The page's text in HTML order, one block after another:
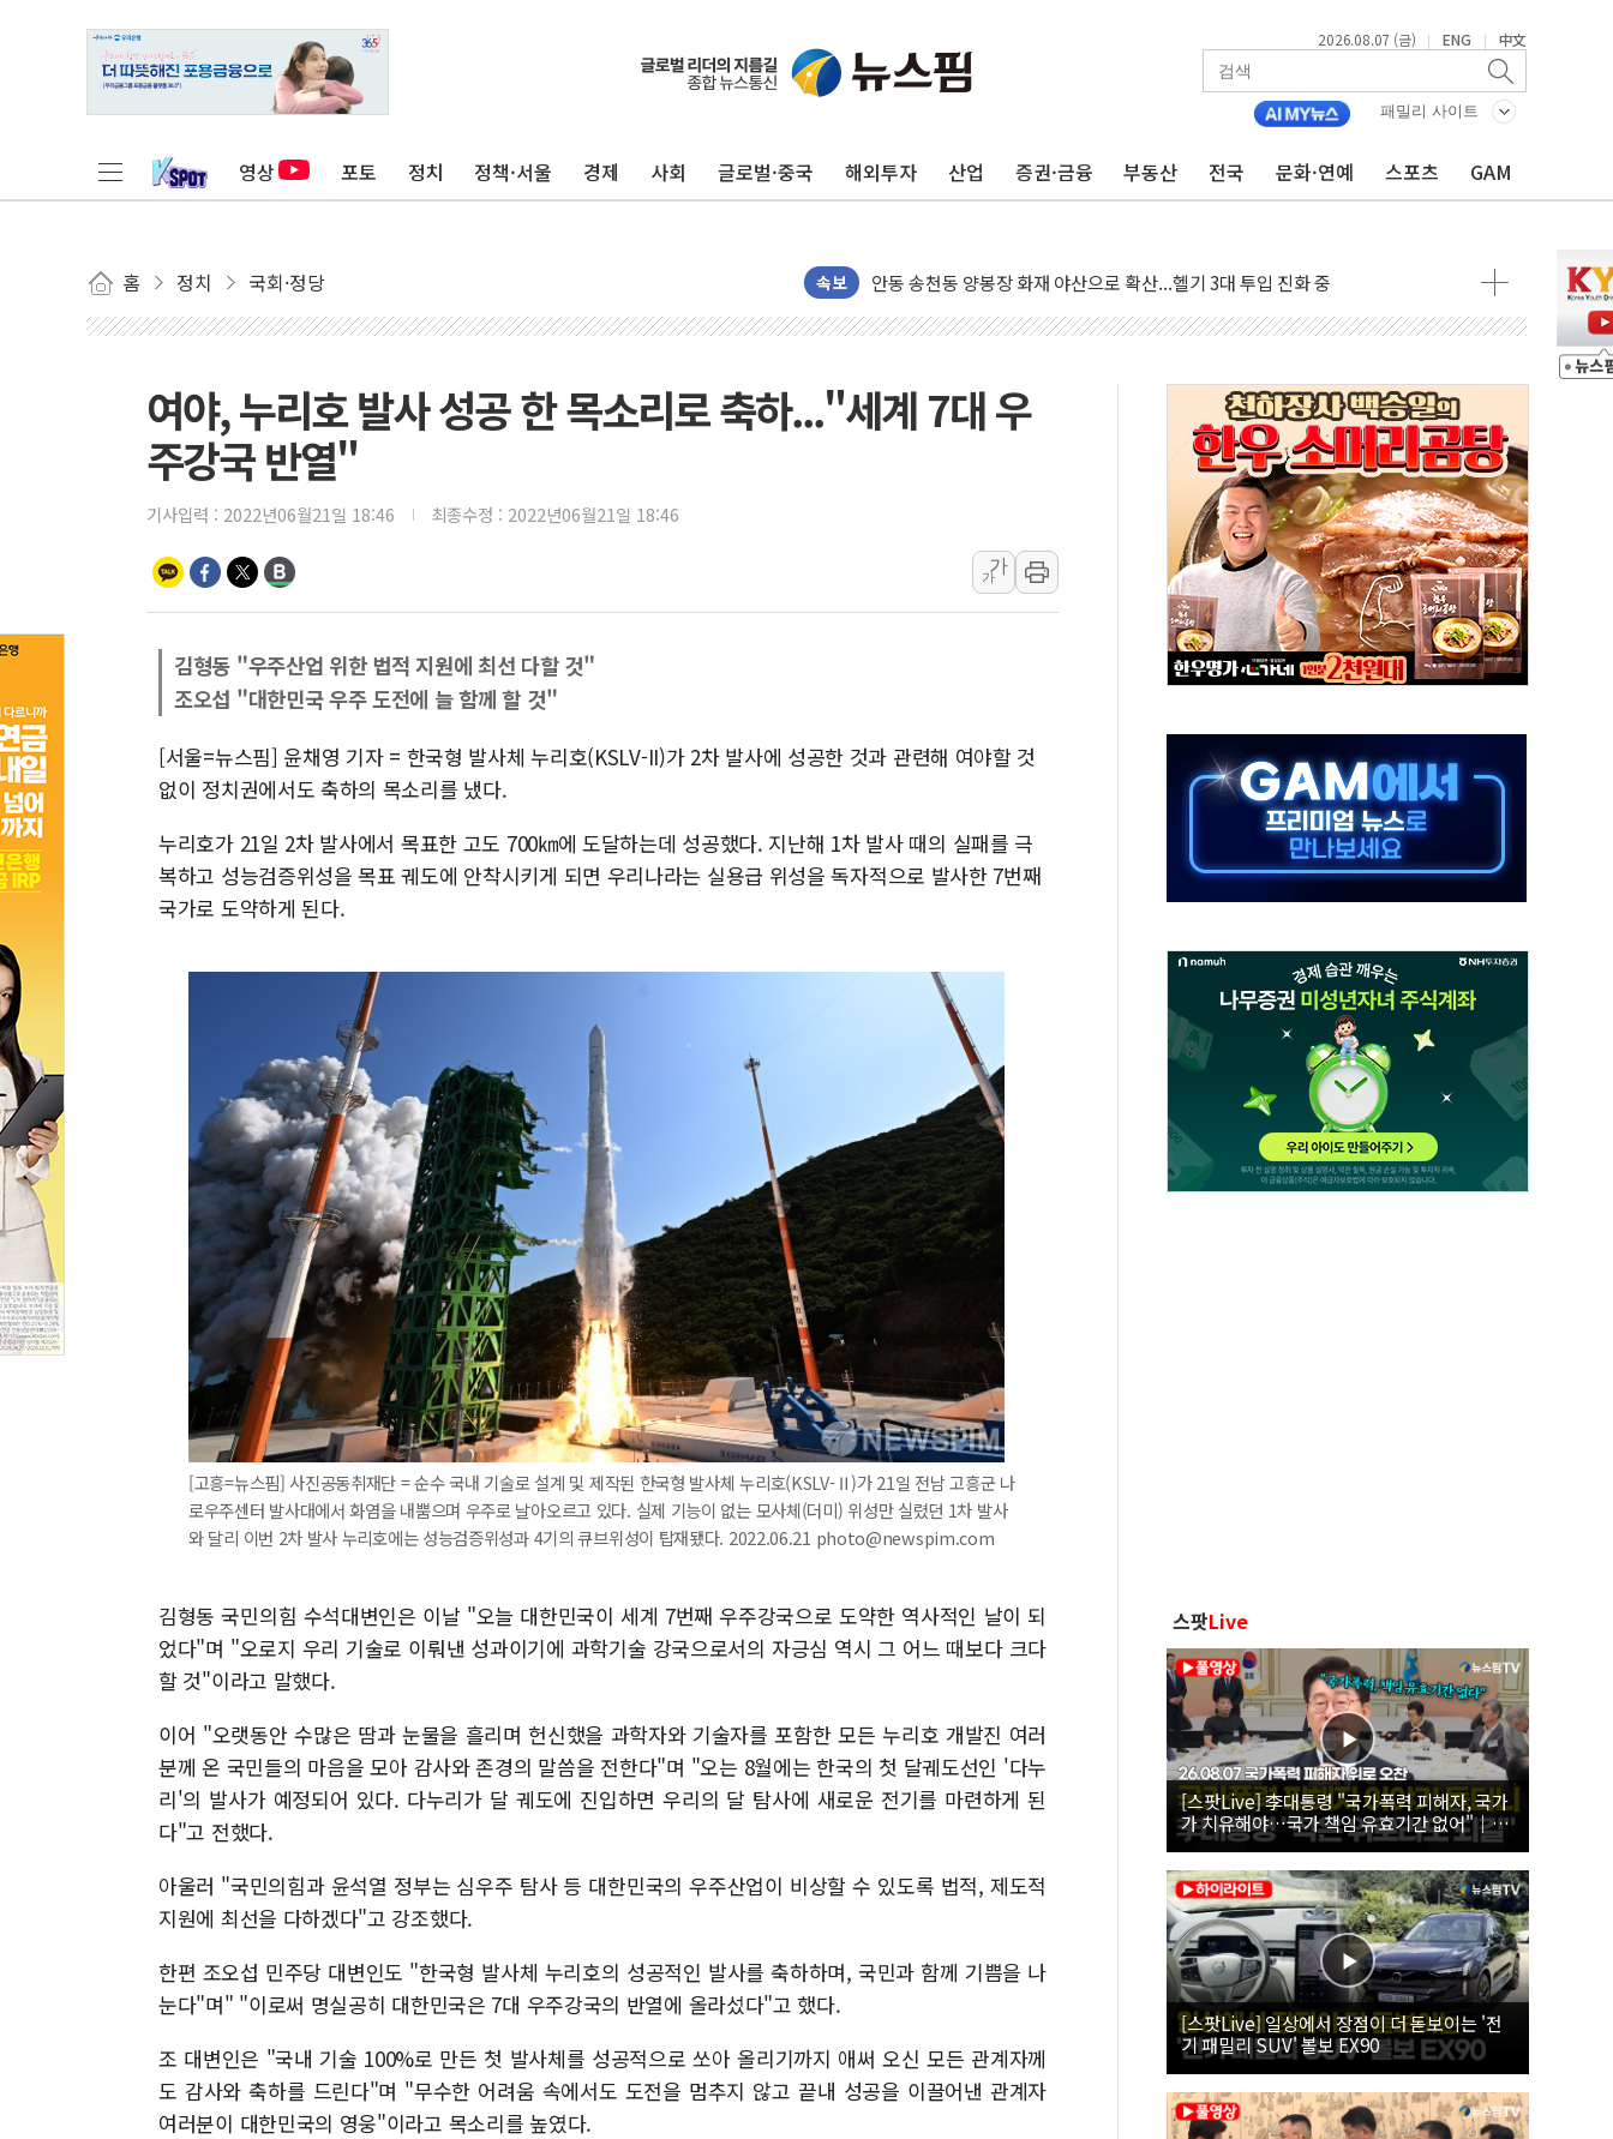
2026.08.07 (금) | ENG | 中文
패밀리 사이트
영상 포토 정치 정책·서울 경제 사회 글로벌·중국 해외투자 산업 증권·금융 부동산 전국 문화·연예 스포츠 GAM
홈 정치 국회·정당 속보
[마감시황] 코스피, 7주 연속 하락…외국인 매도에 6258.77
중수청 임용설명회에 검사 110명 등 1100명 참석...인사·처우 관심
안동 송천동 양봉장 화재 야산으로 확산...헬기 3대 투입 진화 중
호남반도체 산단 하루 65만톤 용수 필요…절반은 하수처리수로 공급한다
[일본 증시] 닛케이, 레이저텍·SBG 실적 우려에 이틀째 하락...토픽스는 상승
[인사] 외교부
롯데케미칼, 2분기 영업익 1101억 '흑자전환'
외교부, 美 의원들 정통망법 비판에 반박..."디지털 환경 변화에 따른 것"
'세기의 거래', 인도 50조원 규모 라팔 도입 속도...프랑스 인도에 판매 제안서 제출
하나은행, 7일부터 비대면 주담대 신규 취급 중단
공진원, 맨시티 선수단에 한글 디자인 협업 제품 전달
GS25 '소비뇽레몬블랑하이볼', 레드닷 디자인 어워드 수상
신세계百, 포트넘앤메이슨 9주년 여름 기획세트 출시
[기자수첩] ISA 개편, 국장 살리기보다 투자자 설득이 먼저
美 태양광 수입장벽에 한화큐셀·OCI '반색'…비중국산 부담은 변수
두나무, 경찰청 '압수 디지털자산 커스터디' 사업 맡는다
교보증권, 10일까지 코스피200 지수 기초자산 원금지급형 ELB 공모
여야, 누리호 발사 성공 한 목소리로 축하..."세계 7대 우
주강국 반열"
기사입력 : 2022년06월21일 18:46 최종수정 : 2022년06월21일 18:46
가
가
김형동 "우주산업 위한 법적 지원에 최선 다할 것"
조오섭 "대한민국 우주 도전에 늘 함께 할 것"
[서울=뉴스핌] 윤채영 기자 = 한국형 발사체 누리호(KSLV-II)가 2차 발사에 성공한 것과 관련해 여야할 것
없이 정치권에서도 축하의 목소리를 냈다.
누리호가 21일 2차 발사에서 목표한 고도 700㎞에 도달하는데 성공했다. 지난해 1차 발사 때의 실패를 극
복하고 성능검증위성을 목표 궤도에 안착시키게 되면 우리나라는 실용급 위성을 독자적으로 발사한 7번째
국가로 도약하게 된다.
[고흥=뉴스핌] 사진공동취재단 = 순수 국내 기술로 설계 및 제작된 한국형 발사체 누리호(KSLV-Ⅱ)가 21일 전남 고흥군 나
로우주센터 발사대에서 화염을 내뿜으며 우주로 날아오르고 있다. 실제 기능이 없는 모사체(더미) 위성만 실렸던 1차 발사
와 달리 이번 2차 발사 누리호에는 성능검증위성과 4기의 큐브위성이 탑재됐다. 2022.06.21 photo@newspim.com
김형동 국민의힘 수석대변인은 이날 "오늘 대한민국이 세계 7번째 우주강국으로 도약한 역사적인 날이 되
었다"며 "오로지 우리 기술로 이뤄낸 성과이기에 과학기술 강국으로서의 자긍심 역시 그 어느 때보다 크다
할 것"이라고 말했다.
이어 "오랫동안 수많은 땀과 눈물을 흘리며 헌신했을 과학자와 기술자를 포함한 모든 누리호 개발진 여러
분께 온 국민들의 마음을 모아 감사와 존경의 말씀을 전한다"며 "오는 8월에는 한국의 첫 달궤도선인 '다누
리'의 발사가 예정되어 있다. 다누리가 달 궤도에 진입하면 우리의 달 탐사에 새로운 전기를 마련하게 된
다"고 전했다.
아울러 "국민의힘과 윤석열 정부는 심우주 탐사 등 대한민국의 우주산업이 비상할 수 있도록 법적, 제도적
지원에 최선을 다하겠다"고 강조했다.
한편 조오섭 민주당 대변인도 "한국형 발사체 누리호의 성공적인 발사를 축하하며, 국민과 함께 기쁨을 나
눈다"며" "이로써 명실공히 대한민국은 7대 우주강국의 반열에 올라섰다"고 했다.
조 대변인은 "국내 기술 100%로 만든 첫 발사체를 성공적으로 쏘아 올리기까지 애써 오신 모든 관계자께
도 감사와 축하를 드린다"며 "무수한 어려움 속에서도 도전을 멈추지 않고 끝내 성공을 이끌어낸 관계자
여러분이 대한민국의 영웅"이라고 목소리를 높였다.
스팟Live
[스팟Live] 李대통령 "국가폭력 피해자, 국가
가 치유해야…국가 책임 유효기간 없어"｜
26.08.07 국가폭력 피해자 위로 오찬
[스팟Live] 일상에서 장점이 더 돋보이는 '전
기 패밀리 SUV' 볼보 EX90